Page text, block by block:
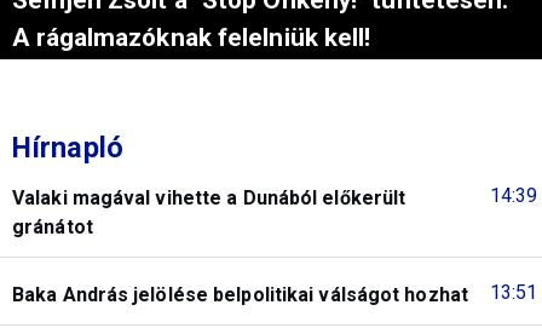
A rágalmazóknak felelniük kell!
Hírnapló
14:39
Valaki magával vihette a Dunából előkerült
gránátot
13:51
Baka András jelölése belpolitikai válságot hozhat